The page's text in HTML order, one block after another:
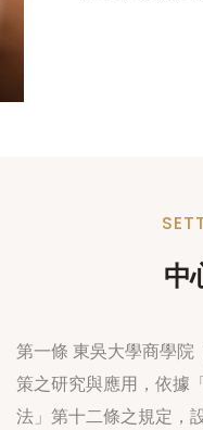
中
第一條 東吳大學商學院
策之研究與應用，依據
法」第十二條之規定，